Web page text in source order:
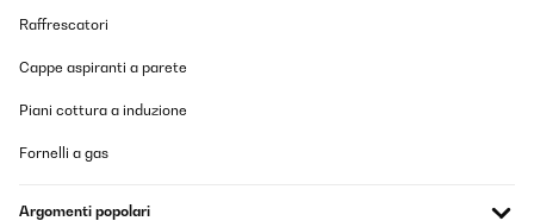
Raffrescatori
Cappe aspiranti a parete
Piani cottura a induzione
Fornelli a gas
Argomenti popolari